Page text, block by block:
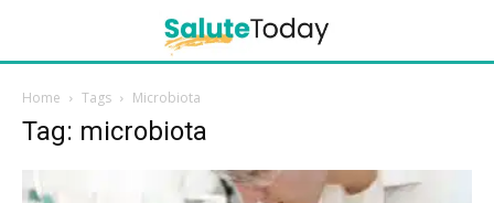
Home Tags Microbiota
Tag: microbiota